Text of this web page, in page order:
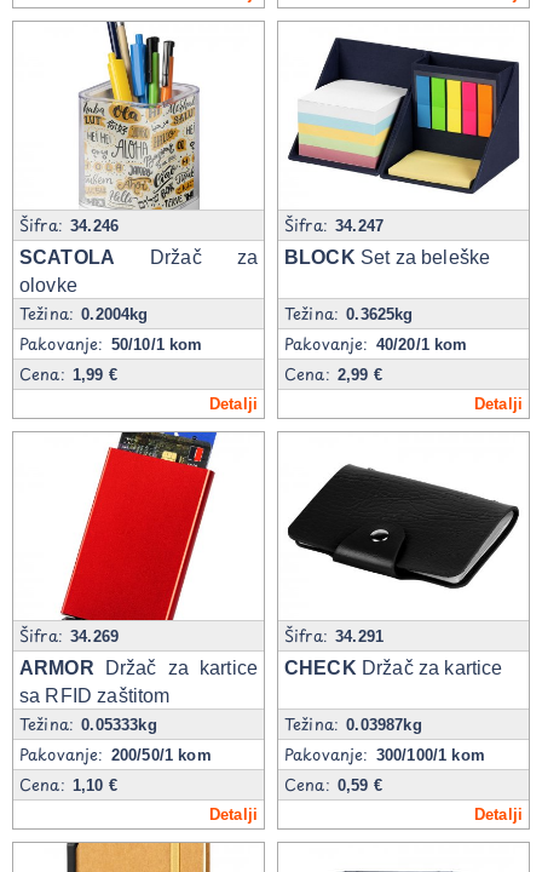
Šifra:34.246
SCATOLA Držač za
olovke
Težina:0.2004kg
Pakovanje: 50/10/1 kom
Cena: 1,99 €
Detalji
Šifra:34.247
BLOCK Set za beleške
Težina:0.3625kg
Pakovanje: 40/20/1 kom
Cena: 2,99 €
Detalji
Šifra:34.269
ARMOR Držač za kartice
sa RFID zaštitom
Težina:0.05333kg
Pakovanje: 200/50/1 kom
Cena: 1,10 €
Detalji
Šifra:34.291
CHECK Držač za kartice
Težina:0.03987kg
Pakovanje: 300/100/1 kom
Cena: 0,59 €
Detalji